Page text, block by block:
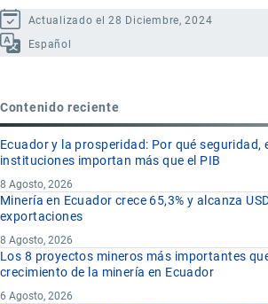
Actualizado el 28 Diciembre, 2024
Español
Contenido reciente
Ecuador y la prosperidad: Por qué seguridad,
instituciones importan más que el PIB
8 Agosto, 2026
Minería en Ecuador crece 65,3% y alcanza
exportaciones
8 Agosto, 2026
Los 8 proyectos mineros más importantes
crecimiento de la minería en Ecuador
6 Agosto, 2026